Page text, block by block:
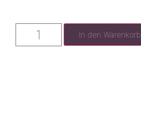
In den Warenkorb